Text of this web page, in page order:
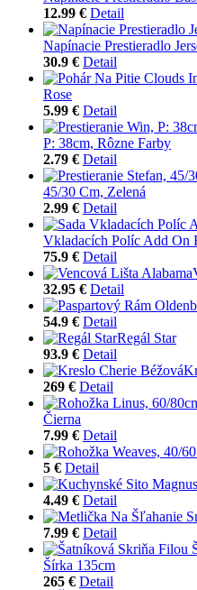
12.99 € Detail
Napínacie Prestieradlo
30.9 € Detail
Rose
5.99 € Detail
P: 38cm, Rôzne Farby
2.79 € Detail
45/30 Cm, Zelená
2.99 € Detail
Vkladacích Políc Add On
75.9 € Detail
32.95 € Detail
54.9 € Detail
Regál Star
93.9 € Detail
269 € Detail
Čierna
7.99 € Detail
5 € Detail
4.49 € Detail
7.99 € Detail
Šírka 135cm
265 € Detail